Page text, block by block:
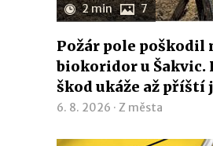
2 min 7
Požár pole poškodil
biokoridor u Šakvic.
škod ukáže až příští
6. 8. 2026 · Z města